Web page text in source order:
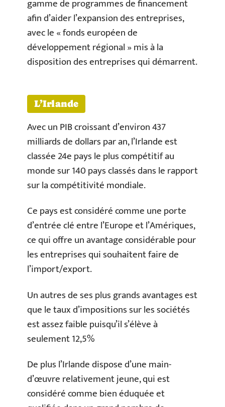
gamme de programmes de financement
afin d’aider l’expansion des entreprises,
avec le « fonds européen de
développement régional » mis à la
disposition des entreprises qui démarrent.
L’Irlande
Avec un PIB croissant d’environ 437
milliards de dollars par an, l’Irlande est
classée 24e pays le plus compétitif au
monde sur 140 pays classés dans le rapport
sur la compétitivité mondiale.
Ce pays est considéré comme une porte
d’entrée clé entre l’Europe et l’Amériques,
ce qui offre un avantage considérable pour
les entreprises qui souhaitent faire de
l’import/export.
Un autres de ses plus grands avantages est
que le taux d’impositions sur les sociétés
est assez faible puisqu’il s’élève à
seulement 12,5%
De plus l’Irlande dispose d’une main-
d’œuvre relativement jeune, qui est
considéré comme bien éduquée et